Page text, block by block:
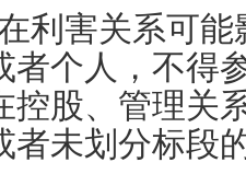
利害关系可
者个人，不得
控股、管理关
者未划分标段